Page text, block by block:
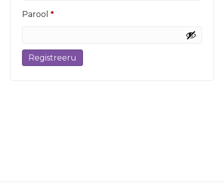
Parool *Nõutud
Registreeru